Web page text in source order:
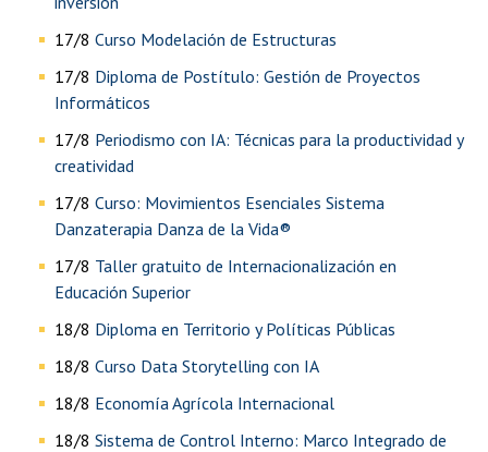
17/8 Curso Modelación de Estructuras
17/8 Diploma de Postítulo: Gestión de Proyectos
Informáticos
17/8 Periodismo con IA: Técnicas para la productividad y
creatividad
17/8 Curso: Movimientos Esenciales Sistema
Danzaterapia Danza de la Vida®
17/8 Taller gratuito de Internacionalización en
Educación Superior
18/8 Diploma en Territorio y Políticas Públicas
18/8 Curso Data Storytelling con IA
18/8 Economía Agrícola Internacional
18/8 Sistema de Control Interno: Marco Integrado de